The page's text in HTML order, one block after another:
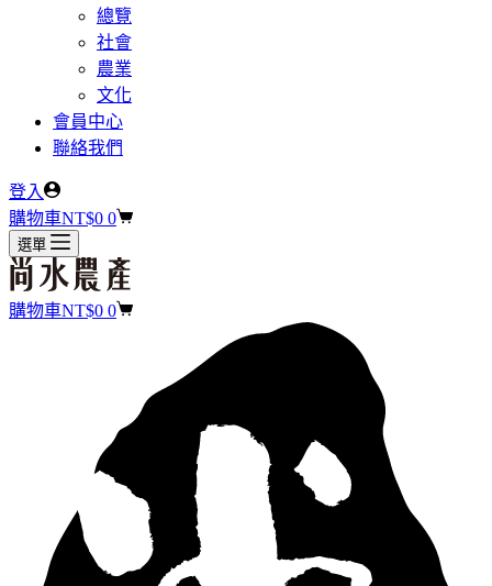
總覽
社會
農業
文化
會員中心
聯絡我們
登入
購物車NT$0 0
選單
購物車NT$0 0